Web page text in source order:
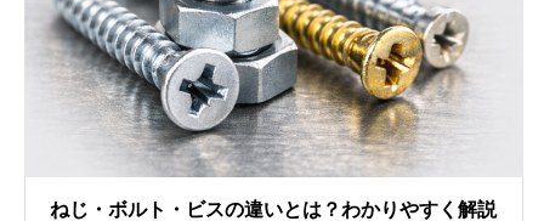
ねじ・ボルト・ビスの違いとは？わかりやすく解説